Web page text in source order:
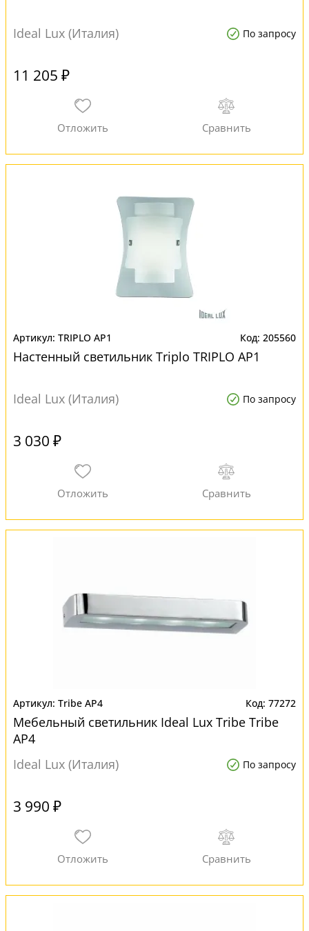
Ideal Lux (Италия) По запросу
11 205 ₽
TRIPLO AP1 205560
Настенный светильник Triplo TRIPLO AP1
Ideal Lux (Италия) По запросу
3 030 ₽
Tribe AP4 77272
Мебельный светильник Ideal Lux Tribe Tribe
AP4
Ideal Lux (Италия)
По запросу
3 990 ₽